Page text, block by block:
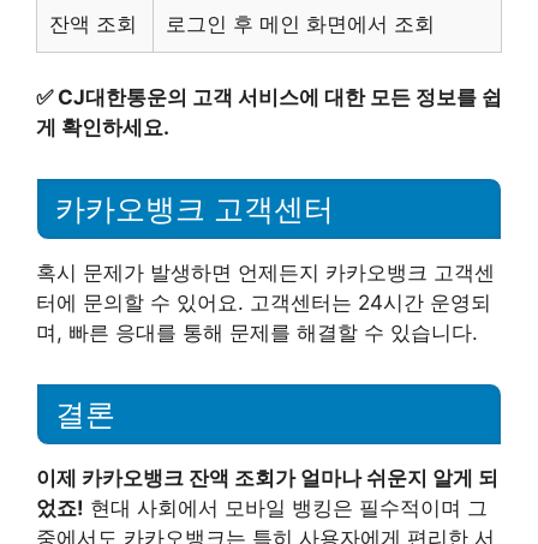
잔액 조회 로그인 후 메인 화면에서 조회
✅ CJ대한통운의 고객 서비스에 대한 모든 정보를 쉽
게 확인하세요.
카카오뱅크 고객센터
혹시 문제가 발생하면 언제든지 카카오뱅크 고객센
터에 문의할 수 있어요. 고객센터는 24시간 운영되
며, 빠른 응대를 통해 문제를 해결할 수 있습니다.
결론
이제 카카오뱅크 잔액 조회가 얼마나 쉬운지 알게 되
었죠! 현대 사회에서 모바일 뱅킹은 필수적이며 그
중에서도 카카오뱅크는 특히 사용자에게 편리한 서